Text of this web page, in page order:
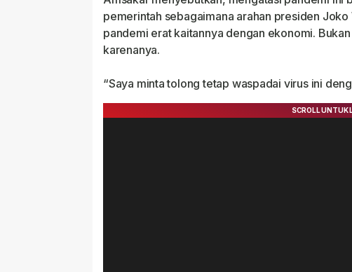
pemerintah sebagaimana arahan presiden
pandemi erat kaitannya dengan ekonomi.
karenanya.
“Saya minta tolong tetap waspadai virus ini